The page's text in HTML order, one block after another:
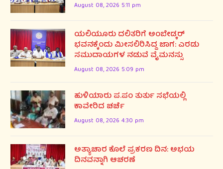
August 08, 2026 5:11 pm
ಯಲಿಯೂರು ದಲಿತರಿಗೆ ಅಂಬೇಡ್ಕರ್
ಭವನಕ್ಕೆಂದು ಮೀಸಲಿರಿಸಿದ್ದ ಜಾಗ: ಎರಡು
ಸಮುದಾಯಗಳ ನಡುವೆ ವೈಮನಸ್ಸು
August 08, 2026 5:09 pm
ಹುಳಿಯಾರು ಪ.ಪಂ ತುರ್ತು ಸಭೆಯಲ್ಲಿ
ಕಾವೇರಿದ ಚರ್ಚೆ
August 08, 2026 4:30 pm
ಅತ್ಯಾಚಾರ ಕೊಲೆ ಪ್ರಕರಣ ದಿನ: ಅಭಯ
ದಿನವನ್ನಾಗಿ ಆಚರಣೆ